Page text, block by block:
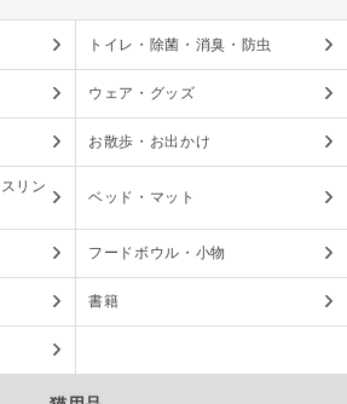
トイレ・除菌・消臭・防虫
ウェア・グッズ
お散歩・お出かけ
リン
ベッド・マット
フードボウル・小物
書籍